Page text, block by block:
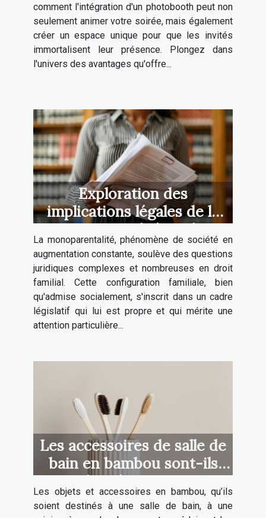
comment l'intégration d'un photobooth peut non
seulement animer votre soirée, mais également
créer un espace unique pour que les invités
immortalisent leur présence. Plongez dans
l'univers des avantages qu'offre...
Exploration des
implications légales de la
monoparentalité en droit
familial
La monoparentalité, phénomène de société en
augmentation constante, soulève des questions
juridiques complexes et nombreuses en droit
familial. Cette configuration familiale, bien
qu'admise socialement, s'inscrit dans un cadre
législatif qui lui est propre et qui mérite une
attention particulière...
Les accessoires de salle de
bain en bambou sont-ils
plus résistants ?
Les objets et accessoires en bambou, qu’ils
soient destinés à une salle de bain, à une